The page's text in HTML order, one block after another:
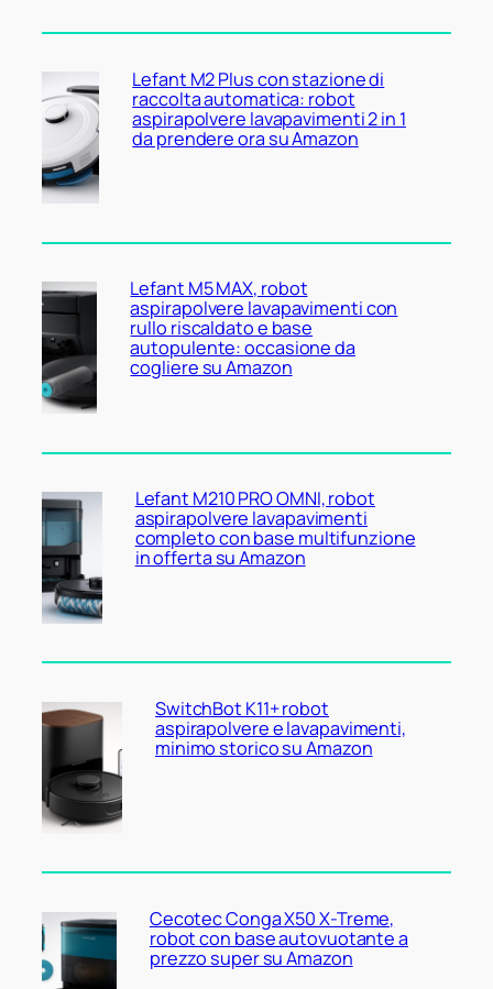
Lefant M2 Plus con stazione di
raccolta automatica: robot
aspirapolvere lavapavimenti 2 in 1
da prendere ora su Amazon
Lefant M5 MAX, robot
aspirapolvere lavapavimenti con
rullo riscaldato e base
autopulente: occasione da
cogliere su Amazon
Lefant M210 PRO OMNI, robot
aspirapolvere lavapavimenti
completo con base multifunzione
in offerta su Amazon
SwitchBot K11+ robot
aspirapolvere e lavapavimenti,
minimo storico su Amazon
Cecotec Conga X50 X-Treme,
robot con base autovuotante a
prezzo super su Amazon